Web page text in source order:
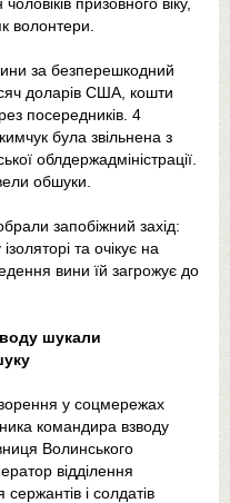
волонтери.
за безперешкодний
доларів США, кошти
посередників. 4
була звільнена з
облдержадміністрації.
обшуки.
запобіжний захід:
та очікує на
вини їй загрожує до
шукали
у соцмережах
командира взводу
Волинського
відділення
і солдатів